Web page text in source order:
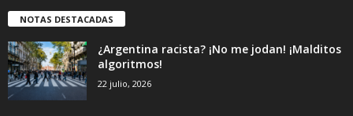
NOTAS DESTACADAS
¿Argentina racista? ¡No me jodan! ¡Malditos
algoritmos!
22 julio, 2026